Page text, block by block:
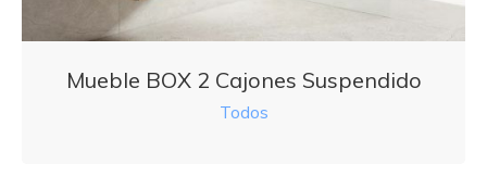
Mueble BOX 2 Cajones Suspendido
Todos